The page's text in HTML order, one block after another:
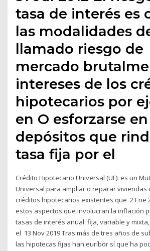
tasa de interés es
las modalidades
llamado riesgo de
mercado
intereses de los
hipotecarios por
en O esforzarse
depósitos que
tasa fija por el
Crédito Hipotecario Universal (UF): es un
Universal para ampliar o reparar viviendas
créditos hipotecarios existentes que 2 Ene
estos aspectos que involucran la inflación
tasas de interés anual: fija, variable y
el 13 Nov 2019 Tras más de tres años de
las hipotecas fijas han euríbor sí que ha